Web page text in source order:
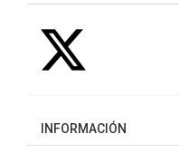
INFORMACIÓN